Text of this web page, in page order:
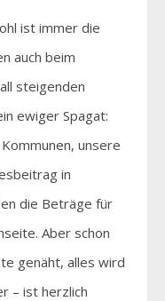
ist immer die
auch beim
steigenden
ewiger Spagat:
unsere
in
die Beträge für
Aber schon
genäht, alles wird
– ist herzlich